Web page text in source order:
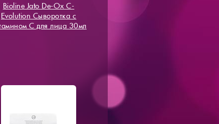
Bioline Jato De-Ox C-
Evolution Сыворотка с
С для лица 30мл